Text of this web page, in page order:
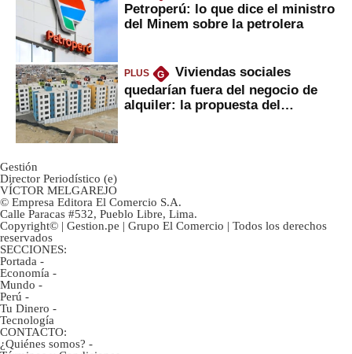
Petroperú: lo que dice el ministro
del Minem sobre la petrolera
PLUS G
Viviendas sociales
quedarían fuera del negocio de
alquiler: la propuesta del
Gestión
Director Periodístico (e)
VÍCTOR MELGAREJO
© Empresa Editora El Comercio S.A.
Calle Paracas #532, Pueblo Libre, Lima.
Copyright© | Gestion.pe | Grupo El Comercio | Todos los derechos
reservados
SECCIONES:
Portada -
Economía -
Mundo -
Perú -
Tu Dinero -
Tecnología
CONTACTO:
¿Quiénes somos? -